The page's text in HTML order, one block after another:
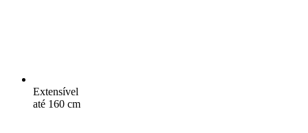
Extensível
até 160 cm